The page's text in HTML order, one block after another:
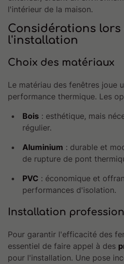
l'intérieur de la maison.
Considérations lors
l'installation
Choix des matériaux
Le matériau des fenêtres joue
performance thermique. Les
Bois: esthétique, mais
régulier.
Aluminium : durable et
de rupture de pont
PVC : économique et
performances d'isolation.
Installation
Pour garantir l'efficacité des
essentiel de faire appel à des
pour l'installation. Une pose